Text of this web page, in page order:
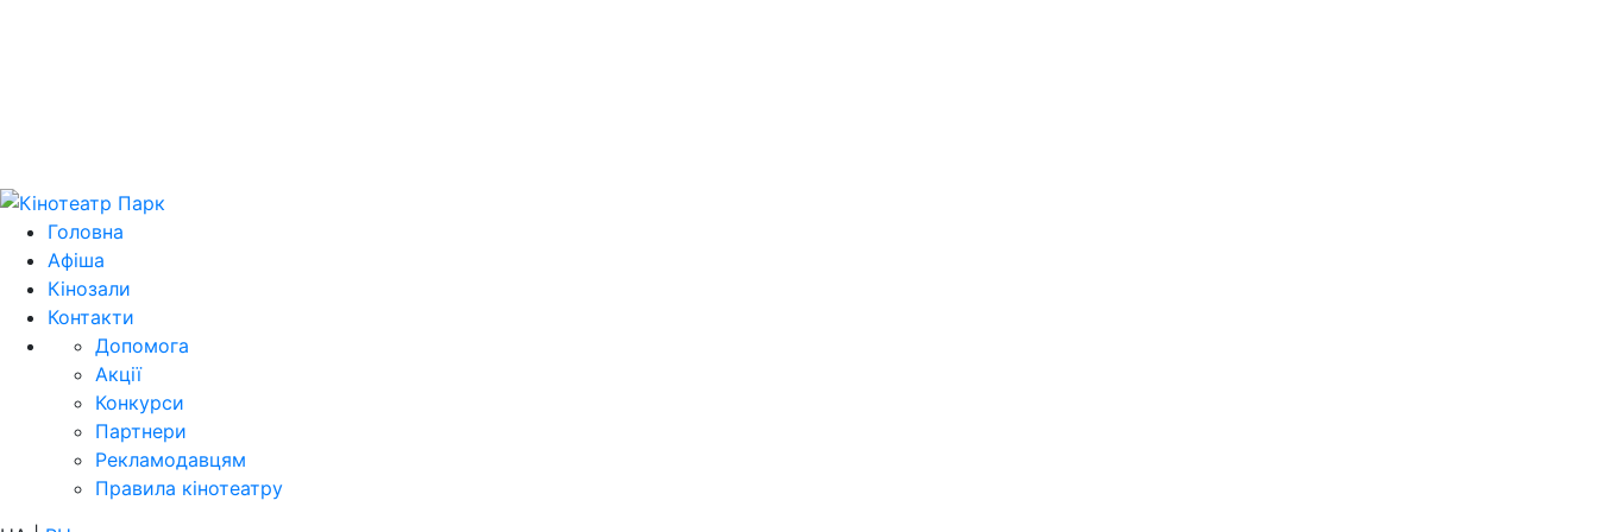
Головна
Афіша
Кінозали
Контакти
Допомога
Акції
Конкурси
Партнери
Рекламодавцям
Правила кінотеатру